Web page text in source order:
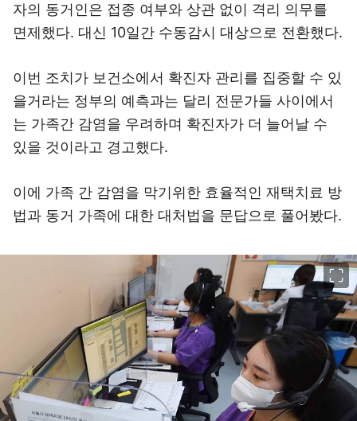
자의 동거인은 접종 여부와 상관 없이 격리 의무를
면제했다. 대신 10일간 수동감시 대상으로 전환했다.
이번 조치가 보건소에서 확진자 관리를 집중할 수 있
을거라는 정부의 예측과는 달리 전문가들 사이에서
는 가족간 감염을 우려하며 확진자가 더 늘어날 수
있을 것이라고 경고했다.
이에 가족 간 감염을 막기위한 효율적인 재택치료 방
법과 동거 가족에 대한 대처법을 문답으로 풀어봤다.